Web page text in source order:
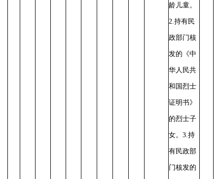
龄儿童。
2.持有民
政部门核
发的《中
华人民共
和国烈士
证明书》
的烈士子
女。3.持
有民政部
门核发的